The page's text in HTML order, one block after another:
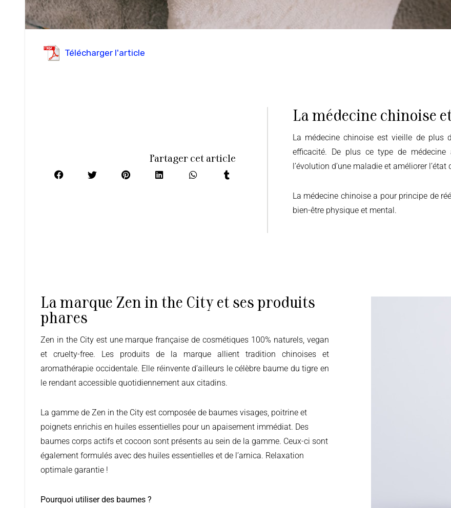
Télécharger l'article
Partager cet article
La médecine chinoise
La médecine chinoise est vieille de plus de 2 500 ans et est reconnue mondialement pour son
efficacité. De plus ce type de
l’évolution d’une maladie et améliorer
La médecine chinoise a pour principe de
bien-être physique et mental.
La marque Zen in the City et ses produits
phares
Zen in the City est une marque française de cosmétiques 100% naturels, vegan
et cruelty-free. Les produits de la marque allient tradition chinoises et
aromathérapie occidentale. Elle réinvente d’ailleurs le célèbre baume du tigre en
le rendant accessible quotidiennement aux citadins.
La gamme de Zen in the City est composée de baumes visages, poitrine et
poignets enrichis en huiles essentielles pour un apaisement immédiat. Des
baumes corps actifs et cocoon sont présents au sein de la gamme. Ceux-ci sont
également formulés avec des huiles essentielles et de l’arnica. Relaxation
optimale garantie !
Pourquoi utiliser des baumes ?